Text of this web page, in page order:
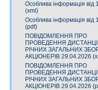
Особлива інформація від
(xml)
Особлива інформація від
(pdf)
ПОВІДОМЛЕННЯ ПРО
ПРОВЕДЕННЯ
РІЧНИХ ЗАГАЛЬНИХ
АКЦІОНЕРІВ 29.04.2026
ПОВІДОМЛЕННЯ ПРО
ПРОВЕДЕННЯ
РІЧНИХ ЗАГАЛЬНИХ
АКЦІОНЕРІВ 29.04.2026